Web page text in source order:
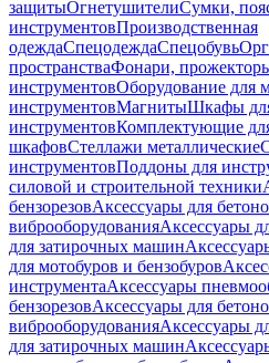
защитыОгнетушителиСумки,
инструментовПроизводственная
одеждаСпецодеждаСпецобувь
пространстваФонари,
инструментовОборудование для
инструментовМагнитыШкафы
инструментовКомплектующие
шкафовСтеллажи металлические
инструментовПоддоны для
силовой и строительной техники
бензорезовАксессуары для
виброоборудованияАксессуары
для затирочных машин
для мотобуров и бензобуров
инструментаАксессуары
бензорезовАксессуары для
виброоборудованияАксессуары
для затирочных машин